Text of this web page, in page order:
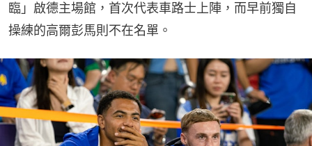
臨」啟德主場館，首次代表車路士上陣，而早前獨自
操練的高爾彭馬則不在名單。